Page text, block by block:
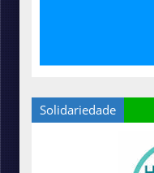
Solidariedade